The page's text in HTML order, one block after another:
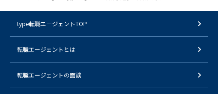
type転職エージェントTOP
転職エージェントとは
転職エージェントの面談